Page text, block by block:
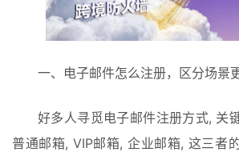
一、电子邮件怎么注册，区分场景
好多人寻觅电子邮件注册方式, 关
普通邮箱, VIP邮箱, 企业邮箱, 这三者